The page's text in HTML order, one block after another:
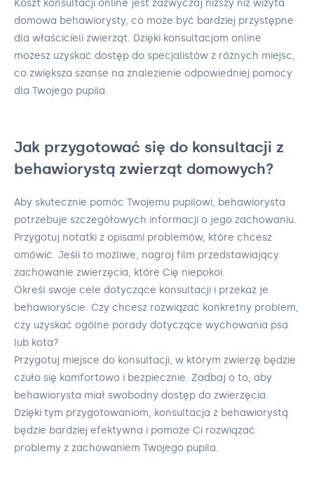
Koszt konsultacji online jest zazwyczaj niższy niż wizyta
domowa behawiorysty, co może być bardziej przystępne
dla właścicieli zwierząt. Dzięki konsultacjom online
możesz uzyskać dostęp do specjalistów z różnych miejsc,
co zwiększa szanse na znalezienie odpowiedniej pomocy
dla Twojego pupila.
Jak przygotować się do konsultacji z
behawiorystą zwierząt domowych?
Aby skutecznie pomóc Twojemu pupilowi, behawiorysta
potrzebuje szczegółowych informacji o jego zachowaniu.
Przygotuj notatki z opisami problemów, które chcesz
omówić. Jeśli to możliwe, nagraj film przedstawiający
zachowanie zwierzęcia, które Cię niepokoi.
Określ swoje cele dotyczące konsultacji i przekaż je
behawioryście. Czy chcesz rozwiązać konkretny problem,
czy uzyskać ogólne porady dotyczące wychowania psa
lub kota?
Przygotuj miejsce do konsultacji, w którym zwierzę będzie
czuło się komfortowo i bezpiecznie. Zadbaj o to, aby
behawiorysta miał swobodny dostęp do zwierzęcia.
Dzięki tym przygotowaniom, konsultacja z behawiorystą
będzie bardziej efektywna i pomoże Ci rozwiązać
problemy z zachowaniem Twojego pupila.